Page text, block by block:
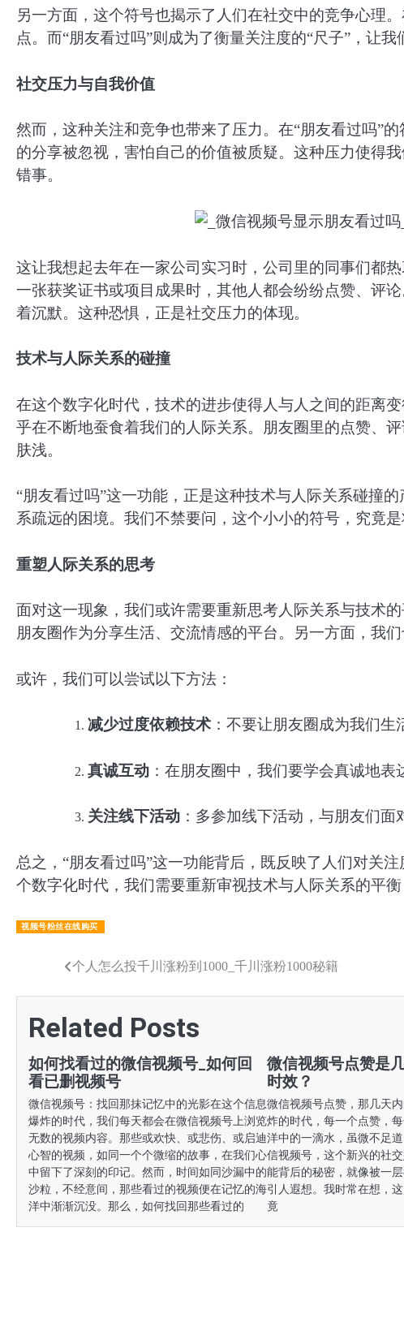
另一方面，这个符号也揭示了人们在社交中的竞争心理
点。而“朋友看过吗”则成为了衡量关注度的“尺子”，让我
社交压力与自我价值
然而，这种关注和竞争也带来了压力。在“朋友看过吗”
的分享被忽视，害怕自己的价值被质疑。这种压力使得
错事。
这让我想起去年在一家公司实习时，公司里的同事们都
一张获奖证书或项目成果时，其他人都会纷纷点赞、评
着沉默。这种恐惧，正是社交压力的体现。
技术与人际关系的碰撞
在这个数字化时代，技术的进步使得人与人之间的距离
乎在不断地蚕食着我们的人际关系。朋友圈里的点赞、
肤浅。
“朋友看过吗”这一功能，正是这种技术与人际关系碰撞
系疏远的困境。我们不禁要问，这个小小的符号，究竟
重塑人际关系的思考
面对这一现象，我们或许需要重新思考人际关系与技术
朋友圈作为分享生活、交流情感的平台。另一方面，我
或许，我们可以尝试以下方法：
减少过度依赖技术 ：不要让朋友圈成为我们
真诚互动 ：在朋友圈中，我们要学会真诚地
关注线下活动 ：多参加线下活动，与朋友们面
总之，“朋友看过吗”这一功能背后，既反映了人们对关
个数字化时代，我们需要重新审视技术与人际关系的平
视频号粉丝在线购买
章
导
航
个人怎么投千川涨粉到1000_千川涨粉1000秘籍
Related Posts
如何找看过的微信视频号_如何回
看已删视频号
微信视频号：找回那抹记忆中的光影在这个信息
爆炸的时代，我们每天都会在微信视频号上浏览
无数的视频内容。那些或欢快、或悲伤、或启迪
心智的视频，如同一个个微缩的故事，在我们心
中留下了深刻的印记。然而，时间如同沙漏中的
沙粒，不经意间，那些看过的视频便在记忆的海
洋中渐渐沉没。那么，如何找回那些看过的
微信视频号点赞是
时效？
微信视频号点赞，那几天
炸的时代，每一个点赞，
洋中的一滴水，虽微不足
信视频号，这个新兴的社
能背后的秘密，就像被一
引人遐想。我时常在想，
竟